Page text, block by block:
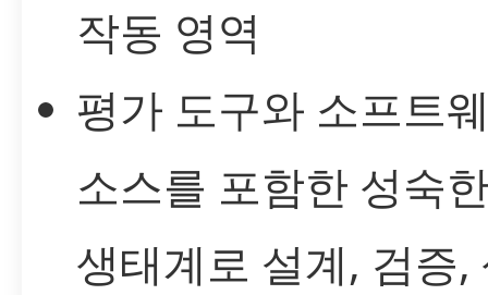
작동 영역
평가 도구와 소프트
소스를 포함한 성숙
생태계로 설계, 검증,